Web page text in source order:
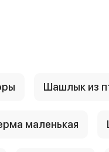
Шашлык из
маленькая